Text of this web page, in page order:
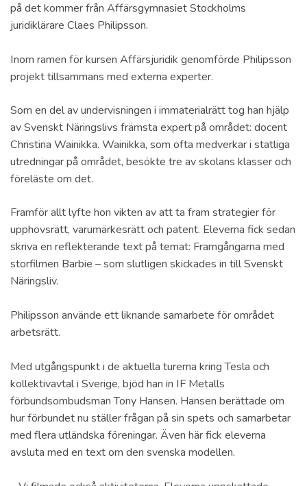
på det kommer från Affärsgymnasiet Stockholms
juridiklärare Claes Philipsson.
Inom ramen för kursen Affärsjuridik genomförde Philipsson
projekt tillsammans med externa experter.
Som en del av undervisningen i immaterialrätt tog han hjälp
av Svenskt Näringslivs främsta expert på området: docent
Christina Wainikka. Wainikka, som ofta medverkar i statliga
utredningar på området, besökte tre av skolans klasser och
föreläste om det.
Framför allt lyfte hon vikten av att ta fram strategier för
upphovsrätt, varumärkesrätt och patent. Eleverna fick sedan
skriva en reflekterande text på temat: Framgångarna med
storfilmen Barbie – som slutligen skickades in till Svenskt
Näringsliv.
Philipsson använde ett liknande samarbete för området
arbetsrätt.
Med utgångspunkt i de aktuella turerna kring Tesla och
kollektivavtal i Sverige, bjöd han in IF Metalls
förbundsombudsman Tony Hansen. Hansen berättade om
hur förbundet nu ställer frågan på sin spets och samarbetar
med flera utländska föreningar. Även här fick eleverna
avsluta med en text om den svenska modellen.